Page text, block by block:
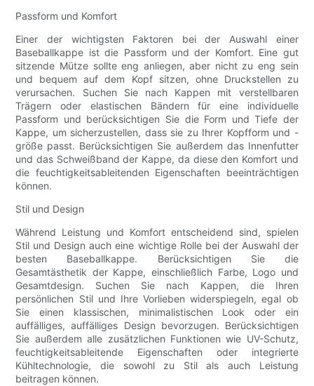
Passform und Komfort
Einer der wichtigsten Faktoren bei der Auswahl einer
Baseballkappe ist die Passform und der Komfort. Eine gut
sitzende Mütze sollte eng anliegen, aber nicht zu eng sein
und bequem auf dem Kopf sitzen, ohne Druckstellen zu
verursachen. Suchen Sie nach Kappen mit verstellbaren
Trägern oder elastischen Bändern für eine individuelle
Passform und berücksichtigen Sie die Form und Tiefe der
Kappe, um sicherzustellen, dass sie zu Ihrer Kopfform und -
größe passt. Berücksichtigen Sie außerdem das Innenfutter
und das Schweißband der Kappe, da diese den Komfort und
die feuchtigkeitsableitenden Eigenschaften beeinträchtigen
können.
Stil und Design
Während Leistung und Komfort entscheidend sind, spielen
Stil und Design auch eine wichtige Rolle bei der Auswahl der
besten Baseballkappe. Berücksichtigen Sie die
Gesamtästhetik der Kappe, einschließlich Farbe, Logo und
Gesamtdesign. Suchen Sie nach Kappen, die Ihren
persönlichen Stil und Ihre Vorlieben widerspiegeln, egal ob
Sie einen klassischen, minimalistischen Look oder ein
auffälliges, auffälliges Design bevorzugen. Berücksichtigen
Sie außerdem alle zusätzlichen Funktionen wie UV-Schutz,
feuchtigkeitsableitende Eigenschaften oder integrierte
Kühltechnologie, die sowohl zu Stil als auch Leistung
beitragen können.